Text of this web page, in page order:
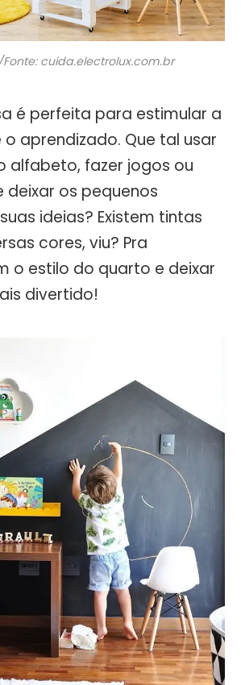
cuida.electrolux.com.br
é perfeita para estimular a
aprendizado. Que tal usar
alfabeto, fazer jogos ou
deixar os pequenos
ideias? Existem tintas
cores, viu? Pra
o estilo do quarto e deixar
divertido!